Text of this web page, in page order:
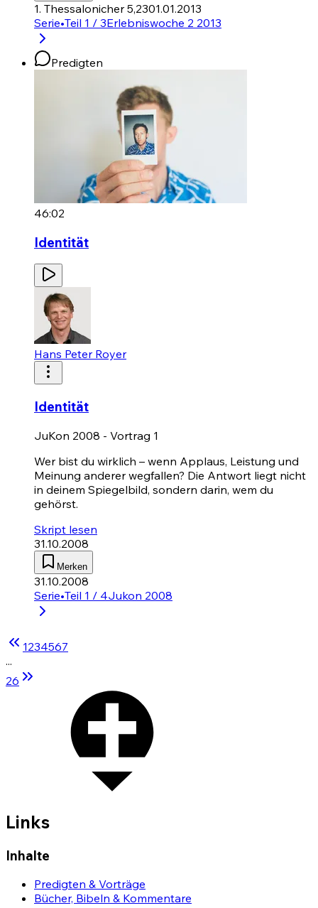
1. Thessalonicher 5,2301.01.2013
Serie•Teil 1 / 3Erlebniswoche 2 2013
Predigten
46:02
Identität
Hans Peter Royer
Identität
JuKon 2008 - Vortrag 1
Wer bist du wirklich – wenn Applaus, Leistung und
Meinung anderer wegfallen? Die Antwort liegt nicht
in deinem Spiegelbild, sondern darin, wem du
gehörst.
Skript lesen
31.10.2008
Merken
31.10.2008
Serie•Teil 1 / 4Jukon 2008
1234567
...
26
Links
Inhalte
Predigten & Vorträge
Bücher, Bibeln & Kommentare